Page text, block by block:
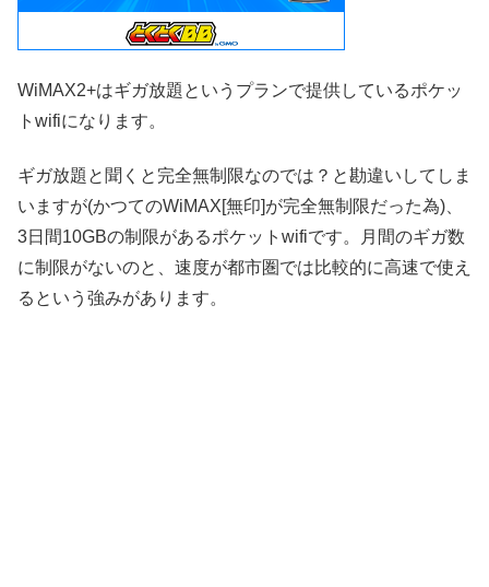
WiMAX2+はギガ放題というプランで提供しているポケッ
トwifiになります。
ギガ放題と聞くと完全無制限なのでは？と勘違いしてしま
いますが(かつてのWiMAX[無印]が完全無制限だった為)、
3日間10GBの制限があるポケットwifiです。月間のギガ数
に制限がないのと、速度が都市圏では比較的に高速で使え
るという強みがあります。